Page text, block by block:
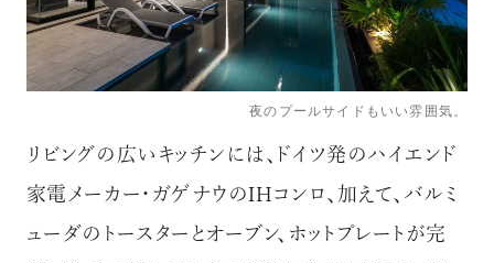
夜のプールサイドもいい雰囲気。
リビングの広いキッチンには、ドイツ発のハイエンド
家電メーカー・ガゲナウのIHコンロ、加えて、バルミ
ューダのトースターとオーブン、ホットプレートが完